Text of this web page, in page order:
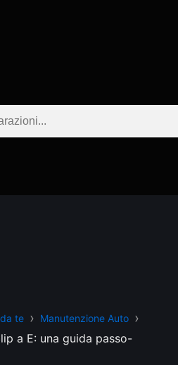
te Manutenzione Auto
a E: una guida passo-